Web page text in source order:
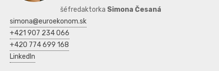
šéfredaktorka Simona Česaná
simona@euroekonom.sk
+421 907 234 066
+420 774 699 168
LinkedIn